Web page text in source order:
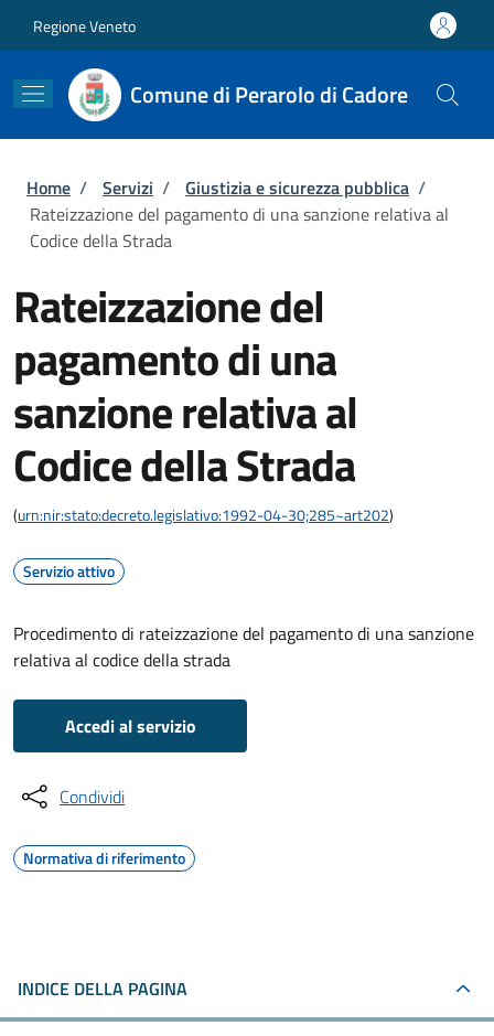
Regione Veneto
Comune di Perarolo di Cadore
Briciole di pane
Home / Servizi / Giustizia e sicurezza pubblica /
Rateizzazione del pagamento di una sanzione relativa al
Codice della Strada
Rateizzazione del
pagamento di una
sanzione relativa al
Codice della Strada
(urn:nir:stato:decreto.legislativo:1992-04-30;285~art202)
Servizio attivo
Procedimento di rateizzazione del pagamento di una sanzione
relativa al codice della strada
Accedi al servizio
Condividi
Normativa di riferimento
INDICE DELLA PAGINA